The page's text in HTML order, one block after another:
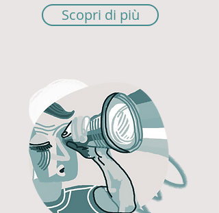
Scopri di più